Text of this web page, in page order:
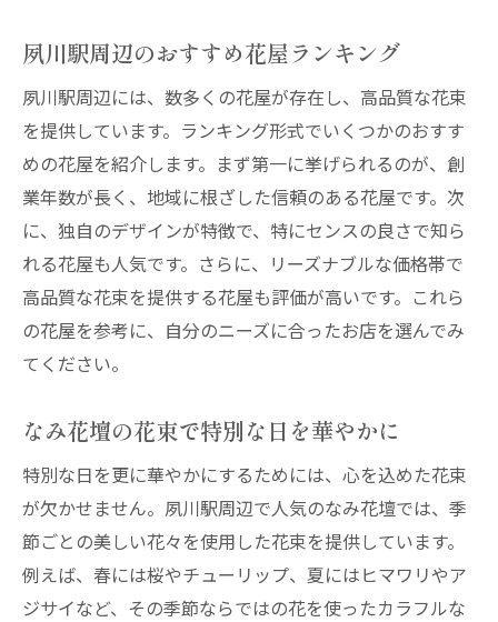
夙川駅の花屋配達サービスで感動的な瞬間を演
出
なみ花壇の配達サービスが生む感動
夙川駅周辺の花屋でサプライズを成功させ
る方法
花屋配達で思い出に残る瞬間を作ろう
夙川駅で花屋配達サービスを使いこなすコ
ツ
花屋の配達サービスがもたらす心温まるエ
ピソード
花屋配達で大切な人を驚かせよう
用しよう
忙しい方でも安心の花屋配達サービス
夙川駅からの花屋配達で日常に花を添える
仕事の合間に花屋配達を利用するメリット
夙川駅周辺のおすすめ花屋ランキング
夙川駅周辺には、数多くの花屋が存在し、高品質な花束
を提供しています。ランキング形式でいくつかのおすす
めの花屋を紹介します。まず第一に挙げられるのが、創
業年数が長く、地域に根ざした信頼のある花屋です。次
に、独自のデザインが特徴で、特にセンスの良さで知ら
れる花屋も人気です。さらに、リーズナブルな価格帯で
高品質な花束を提供する花屋も評価が高いです。これら
の花屋を参考に、自分のニーズに合ったお店を選んでみ
てください。
なみ花壇の花束で特別な日を華やかに
特別な日を更に華やかにするためには、心を込めた花束
が欠かせません。夙川駅周辺で人気のなみ花壇では、季
節ごとの美しい花々を使用した花束を提供しています。
例えば、春には桜やチューリップ、夏にはヒマワリやア
ジサイなど、その季節ならではの花を使ったカラフルな